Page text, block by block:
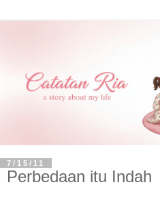
7/15/11
Perbedaan itu Indah